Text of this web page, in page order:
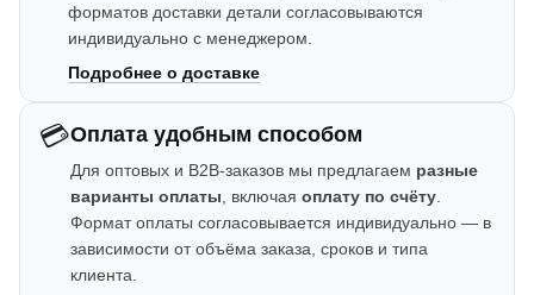
форматов доставки детали согласовываются
индивидуально с менеджером.
Подробнее о доставке
💳Оплата удобным способом
Для оптовых и B2B-заказов мы предлагаем разные
варианты оплаты , включая оплату по счёту
Формат оплаты согласовывается индивидуально — в
зависимости от объёма заказа, сроков и типа
клиента.